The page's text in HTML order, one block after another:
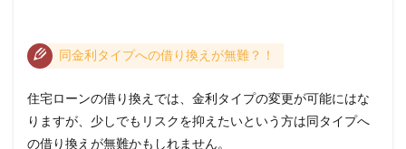
同金利タイプへの借り換えが無難？！
住宅ローンの借り換えでは、金利タイプの変更が可能にはな
りますが、少しでもリスクを抑えたいという方は同タイプへ
の借り換えが無難かもしれません。